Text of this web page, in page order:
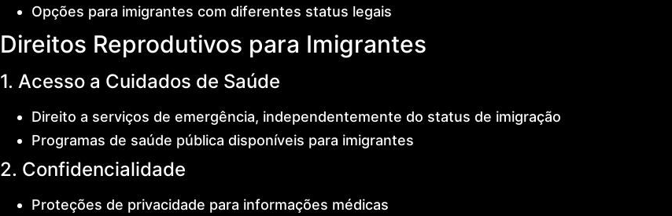
Opções para imigrantes com diferentes status legais
Direitos Reprodutivos para Imigrantes
1. Acesso a Cuidados de Saúde
Direito a serviços de emergência, independentemente do status de imigração
Programas de saúde pública disponíveis para imigrantes
2. Confidencialidade
Proteções de privacidade para informações médicas